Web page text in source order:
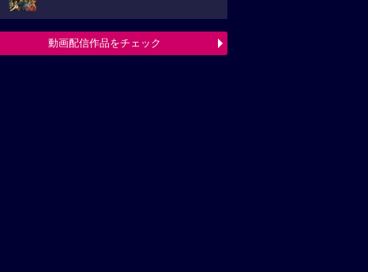
動画配信作品をチェック